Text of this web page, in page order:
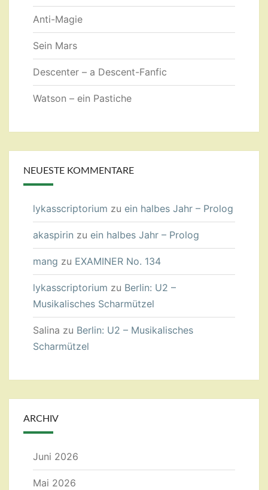
Anti-Magie
Sein Mars
Descenter – a Descent-Fanfic
Watson – ein Pastiche
NEUESTE KOMMENTARE
lykasscriptorium zu ein halbes Jahr – Prolog
akaspirin zu ein halbes Jahr – Prolog
mang zu EXAMINER No. 134
lykasscriptorium zu Berlin: U2 –
Musikalisches Scharmützel
Salina zu Berlin: U2 – Musikalisches
Scharmützel
ARCHIV
Juni 2026
Mai 2026